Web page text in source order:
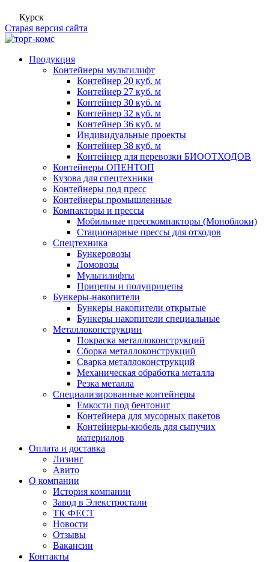
Курск
Старая версия сайта
Продукция
Контейнеры мультилифт
Контейнер 20 куб. м
Контейнер 27 куб. м
Контейнер 30 куб. м
Контейнер 32 куб. м
Контейнер 36 куб. м
Индивидуальные проекты
Контейнер 38 куб. м
Контейнер для перевозки БИООТХОДОВ
Контейнеры ОПЕНТОП
Кузова для спецтехники
Контейнеры под пресс
Контейнеры промышленные
Компакторы и прессы
Мобильные пресскомпакторы (Моноблоки)
Стационарные прессы для отходов
Спецтехника
Бункеровозы
Ломовозы
Мультилифты
Прицепы и полуприцепы
Бункеры-накопители
Бункеры накопители открытые
Бункеры накопители специальные
Металлоконструкции
Покраска металлоконструкций
Сборка металлоконструкций
Сварка металлоконструкций
Механическая обработка металла
Резка металла
Специализированные контейнеры
Емкости под бентонит
Контейнера для мусорных пакетов
Контейнеры-кюбель для сыпучих
материалов
Оплата и доставка
Лизинг
Авито
О компании
История компании
Завод в Элекстростали
ТК ФЕСТ
Новости
Отзывы
Вакансии
Контакты